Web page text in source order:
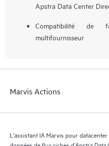
Apstra Data Center
Compatibilité de
multifournisseur
Marvis Actions
L'assistant IA Marvis pour